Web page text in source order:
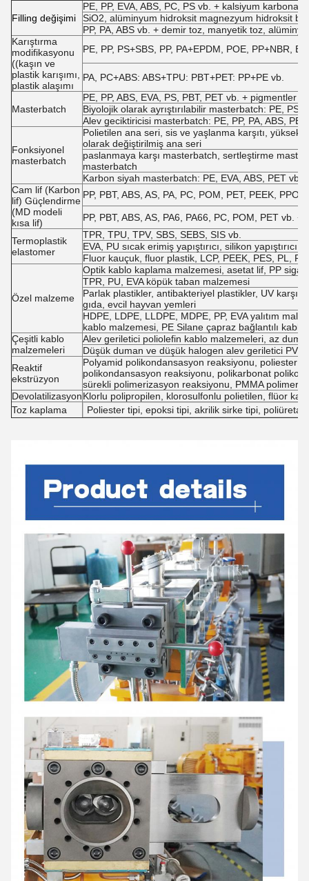
Filling değişimi
PE, PP, EVA, ABS, PC, PS vb. + kalsiyum
SiO2, alüminyum hidroksit magnezyum hidroksit
PP, PA, ABS vb. + demir toz, manyetik toz,
Karıştırma
modifikasyonu
((kaşın ve
plastik karışımı,
plastik alaşımı
PE, PP, PS+SBS, PP, PA+EPDM, POE, PP+NBR,
PA, PC+ABS: ABS+TPU: PBT+PET: PP+PE vb.
Masterbatch
PE, PP, ABS, EVA, PS, PBT, PET vb. + pigmentler
Biyolojik olarak ayrıştırılabilir masterbatch: PE, PS,
Alev geciktiricisi masterbatch: PE, PP, PA, ABS,
Fonksiyonel
masterbatch
Polietilen ana seri, sis ve yaşlanma karşıtı, yüksek
olarak değiştirilmiş ana seri
paslanmaya karşı masterbatch, sertleştirme
masterbatch
Karbon siyah masterbatch: PE, EVA, ABS, PET vb.
Cam lif (Karbon
lif) Güçlendirme
(MD modeli
kısa lif)
PP, PBT, ABS, AS, PA, PC, POM, PET, PEEK,
PP, PBT, ABS, AS, PA6, PA66, PC, POM, PET vb.
Termoplastik
elastomer
TPR, TPU, TPV, SBS, SEBS, SIS vb.
EVA, PU sıcak erimiş yapıştırıcı, silikon
Fluor kauçuk, fluor plastik, LCP, PEEK, PES, PL,
Özel malzeme
Optik kablo kaplama malzemesi, asetat lif, PP
TPR, PU, EVA köpük taban malzemesi
Parlak plastikler, antibakteriyel plastikler, UV
gıda, evcil hayvan yemleri
HDPE, LDPE, LLDPE, MDPE, PP, EVA yalıtım
kablo malzemesi, PE Silane çapraz bağlantılı kablo
Çeşitli kablo
malzemeleri
Alev geriletici poliolefin kablo malzemeleri, az
Düşük duman ve düşük halogen alev geriletici PVC
Reaktif
ekstrüzyon
Polyamid polikondansasyon reaksiyonu, poliester
polikondansasyon reaksiyonu, polikarbonat
sürekli polimerizasyon reaksiyonu, PMMA
DevolatilizasyonKlorlu polipropilen, klorosulfonlu polietilen, flüor
Toz kaplama
Poliester tipi, epoksi tipi, akrilik sirke tipi,